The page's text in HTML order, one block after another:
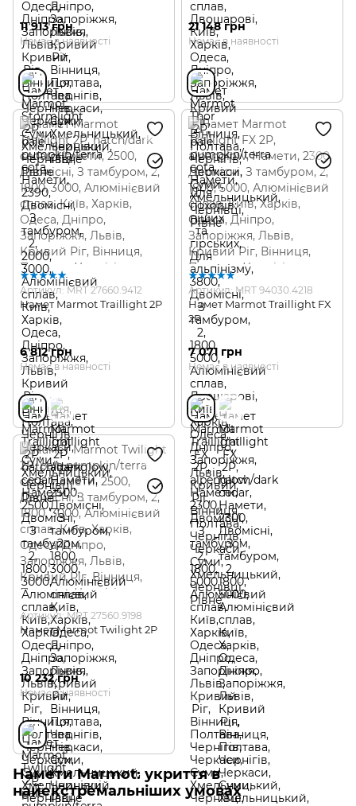
11 913 грн
Немає в наявності
21 148 грн
Немає в наявності
Артикул: MRT 27660.9412
Намет Marmot Traillight 2P
6 812 грн
Немає в наявності
Артикул: MRT 94030.4218
Намет Marmot Traillight FX
2P
7 071 грн
Немає в наявності
Артикул: MRT 27560.9198
Намет Marmot Twilight 2P
10 232 грн
Немає в наявності
Намети Marmot: укриття в
найекстремальніших умовах